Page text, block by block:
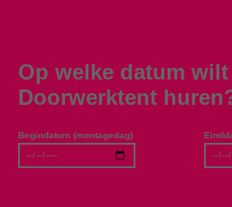
Op welke datum
Doorwerktent
Begindatum (montagedag)